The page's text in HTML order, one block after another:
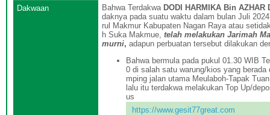
Dakwaan
Bahwa Terdakwa DODI HARMIKA Bin AZHAR
daknya pada suatu waktu dalam bulan Juli
rul Makmur Kabupaten Nagan Raya atau
h Suka Makmue, telah melakukan Jarimah
murni, adapun perbuatan tersebut dilakukan
Bahwa bermula pada pukul 01.30 WIB
0 di salah satu warung/kios yang
mping jalan utama Meulaboh-Tapak
lalu itu terdakwa melakukan Top Up/
us
https://www.gesit77great.com